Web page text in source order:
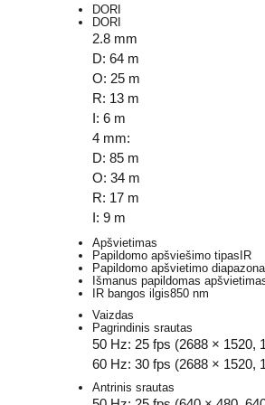
DORI
DORI
2.8 mm
D: 64 m
O: 25 m
R: 13 m
I: 6 m
4 mm:
D: 85 m
O: 34 m
R: 17 m
I: 9 m
Apšvietimas
Papildomo apšviešimo tipas IR
Papildomo apšvietimo
Išmanus papildomas
IR bangos ilgis850 nm
Vaizdas
Pagrindinis srautas
50 Hz: 25 fps (2688 × 1520,
60 Hz: 30 fps (2688 × 1520,
Antrinis srautas